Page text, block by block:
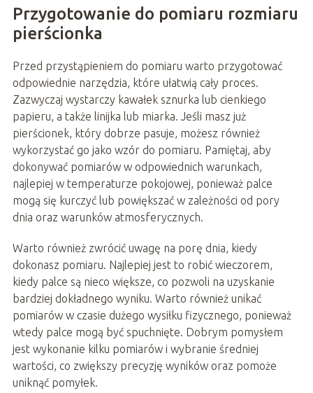
Przygotowanie do pomiaru rozmiaru
pierścionka
Przed przystąpieniem do pomiaru warto przygotować
odpowiednie narzędzia, które ułatwią cały proces.
Zazwyczaj wystarczy kawałek sznurka lub cienkiego
papieru, a także linijka lub miarka. Jeśli masz już
pierścionek, który dobrze pasuje, możesz również
wykorzystać go jako wzór do pomiaru. Pamiętaj, aby
dokonywać pomiarów w odpowiednich warunkach,
najlepiej w temperaturze pokojowej, ponieważ palce
mogą się kurczyć lub powiększać w zależności od pory
dnia oraz warunków atmosferycznych.
Warto również zwrócić uwagę na porę dnia, kiedy
dokonasz pomiaru. Najlepiej jest to robić wieczorem,
kiedy palce są nieco większe, co pozwoli na uzyskanie
bardziej dokładnego wyniku. Warto również unikać
pomiarów w czasie dużego wysiłku fizycznego, ponieważ
wtedy palce mogą być spuchnięte. Dobrym pomysłem
jest wykonanie kilku pomiarów i wybranie średniej
wartości, co zwiększy precyzję wyników oraz pomoże
uniknąć pomyłek.